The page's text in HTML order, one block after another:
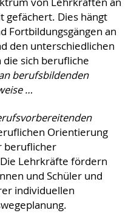
von Lehrkräften an
gefächert. Dies hängt
Fortbildungsgängen an
den unterschiedlichen
sich berufliche
berufsbildenden
…
Orientierung
beruflicher
Lehrkräfte fördern
und Schüler und
individuellen